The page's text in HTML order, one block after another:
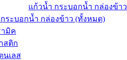
แก้วน้ำ กระบอกน้ำ กล่องข้าว
ระบอกน้ำ กล่องข้าว (ทั้งหมด)
ามิค
สติก
นเลส